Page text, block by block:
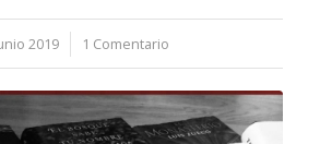
2019
/ 1 Comentario